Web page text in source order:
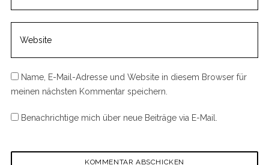
Name, E-Mail-Adresse und Website in diesem Browser für
meinen nächsten Kommentar speichern.
Benachrichtige mich über neue Beiträge via E-Mail.